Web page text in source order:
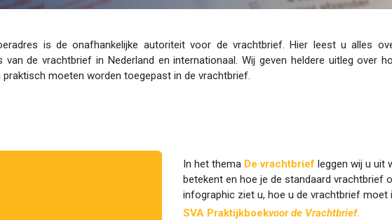
is de onafhankelijke autoriteit voor de vrachtbrief. Hier leest u alles
van de vrachtbrief in Nederland en internationaal. Wij geven heldere uitleg over
praktisch moeten worden toegepast in de vrachtbrief.
In het thema De vrachtbrief leggen wij u uit
betekent en hoe je de standaard vrachtbrief
infographic ziet u, hoe u de vrachtbrief moet
SVA Praktijkboekvoor de Vrachtbrief.